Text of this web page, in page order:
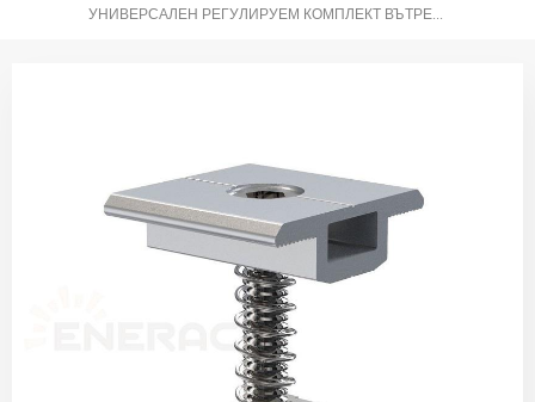
УНИВЕРСАЛЕН РЕГУЛИРУЕМ КОМПЛЕКТ ВЪТРЕШНИ СКОБИ ERK-EIC